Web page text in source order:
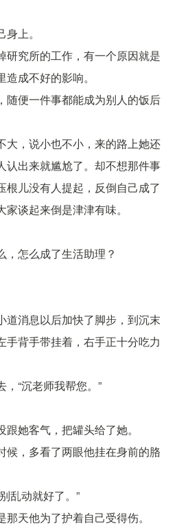
上。
研究所的工作，有一个原因就是
成不好的影响。
随便一件事都能成为别人的饭后
大，说小也不小，来的路上她还
认出来就尴尬了。却不想那件事
根儿没有人提起，反倒自己成了
谈起来倒是津津有味。
，怎么成了生活助理？
道消息以后加快了脚步，到沉末
手背手带挂着，右手正十分吃力
“沉老师我帮您。”
她客气，把罐头给了她。
候，多看了两眼他挂在身前的胳
乱动就好了。”
天他为了护着自己受得伤。